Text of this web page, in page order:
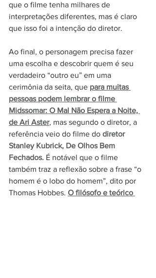
que o filme tenha milhares de
interpretações diferentes, mas é claro
que isso foi a intenção do diretor.
Ao final, o personagem precisa fazer
uma escolha e descobrir quem é seu
verdadeiro “outro eu” em uma
cerimônia da seita, que para muitas
pessoas podem lembrar o filme
Midssomar: O Mal Não Espera a Noite,
de Ari Aster, mas segundo o diretor, a
referência veio do filme do diretor
Stanley Kubrick, De Olhos Bem
Fechados. É notável que o filme
também traz a reflexão sobre a frase “o
homem é o lobo do homem”, dito por
Thomas Hobbes. O filósofo e teórico